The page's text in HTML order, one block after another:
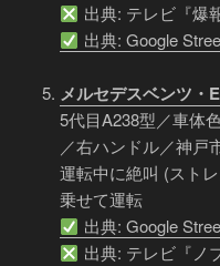
出典: テレビ『爆
出典: Google
メルセデスベンツ・
5代目A238型／車体
／右ハンドル／神戸
運転中に絶叫 (スト
乗せて運転
出典: Google
出典: テレビ『ノ